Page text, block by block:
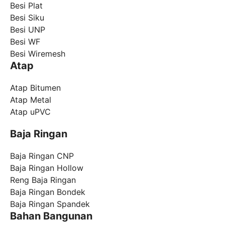
Besi Plat
Besi Siku
Besi UNP
Besi WF
Besi Wiremesh
Atap
Atap Bitumen
Atap Metal
Atap uPVC
Baja Ringan
Baja Ringan CNP
Baja Ringan Hollow
Reng Baja Ringan
Baja Ringan Bondek
Baja Ringan Spandek
Bahan Bangunan